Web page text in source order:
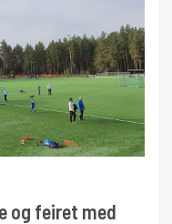
og feiret med